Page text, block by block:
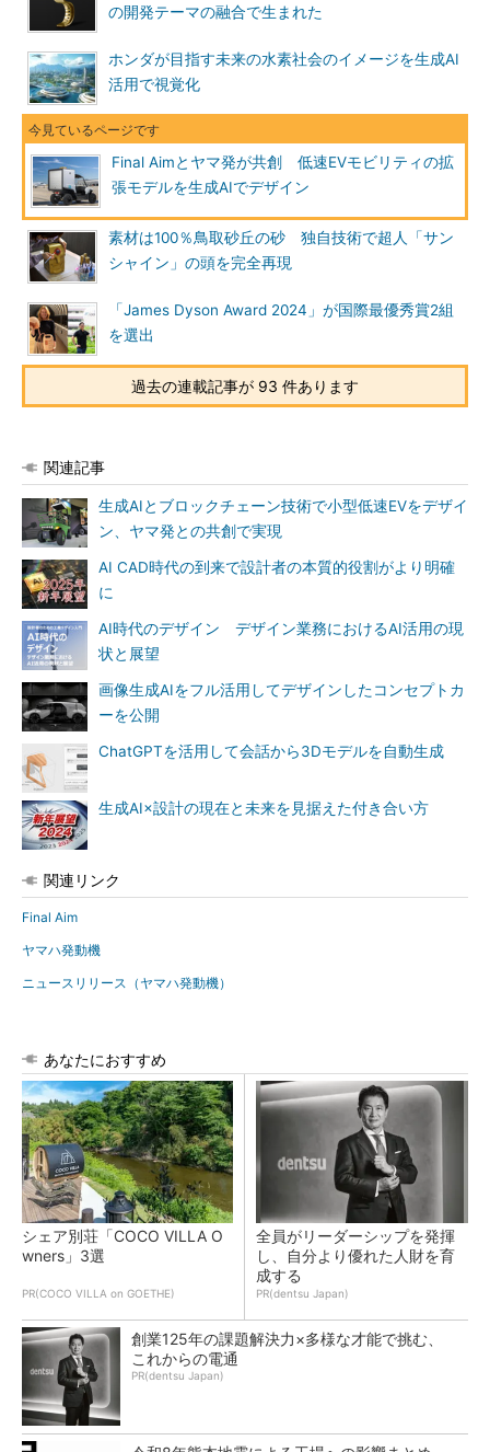
の開発テーマの融合で生まれた
ホンダが目指す未来の水素社会のイメージを生成AI
活用で視覚化
Final Aimとヤマ発が共創 低速EVモビリティの拡
張モデルを生成AIでデザイン
素材は100％鳥取砂丘の砂 独自技術で超人「サン
シャイン」の頭を完全再現
「James Dyson Award 2024」が国際最優秀賞2組
を選出
過去の連載記事が 93 件あります
関連記事
生成AIとブロックチェーン技術で小型低速EVをデザイ
ン、ヤマ発との共創で実現
AI CAD時代の到来で設計者の本質的役割がより明確
に
AI時代のデザイン デザイン業務におけるAI活用の現
状と展望
画像生成AIをフル活用してデザインしたコンセプトカ
ーを公開
ChatGPTを活用して会話から3Dモデルを自動生成
生成AI×設計の現在と未来を見据えた付き合い方
関連リンク
Final Aim
ヤマハ発動機
ニュースリリース（ヤマハ発動機）
あなたにおすすめ
シェア別荘「COCO VILLA O
wners」3選
PR(COCO VILLA on GOETHE)
全員がリーダーシップを発揮
し、自分より優れた人財を育
成する
PR(dentsu Japan)
創業125年の課題解決力×多様な才能で挑む、
これからの電通
PR(dentsu Japan)